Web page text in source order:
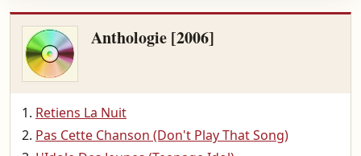
Anthologie [2006]
Retiens La Nuit
Pas Cette Chanson (Don't Play That Song)